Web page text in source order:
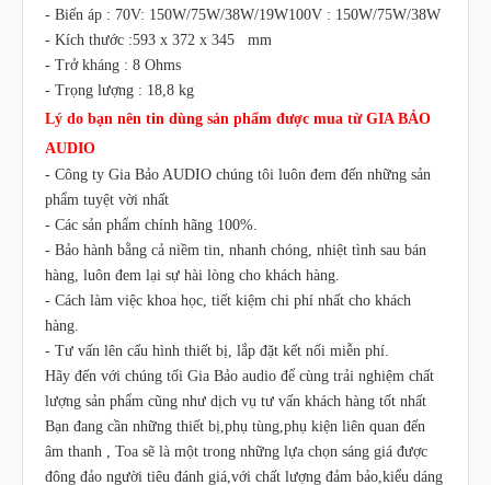
- Biến áp : 70V: 150W/75W/38W/19W100V : 150W/75W/38W
- Kích thước :593 x 372 x 345 mm
- Trở kháng : 8 Ohms
- Trọng lượng : 18,8 kg
Lý do bạn nên tin dùng sản phẩm được mua từ GIA BẢO
AUDIO
- Công ty Gia Bảo AUDIO chúng tôi luôn đem đến những sản
phẩm tuyệt vời nhất
- Các sản phẩm chính hãng 100%.
- Bảo hành bằng cả niềm tin, nhanh chóng, nhiệt tình sau bán
hàng, luôn đem lại sự hài lòng cho khách hàng.
- Cách làm việc khoa học, tiết kiệm chi phí nhất cho khách
hàng.
- Tư vấn lên cấu hình thiết bị, lắp đặt kết nối miễn phí.
Hãy đến với chúng tối Gia Bảo audio để cùng trải nghiệm chất
lượng sản phẩm cũng như dịch vụ tư vấn khách hàng tốt nhất
Bạn đang cần những thiết bị,phụ tùng,phụ kiện liên quan đến
âm thanh , Toa sẽ là một trong những lựa chọn sáng giá được
đông đảo người tiêu đánh giá,với chất lượng đảm bảo,kiểu dáng